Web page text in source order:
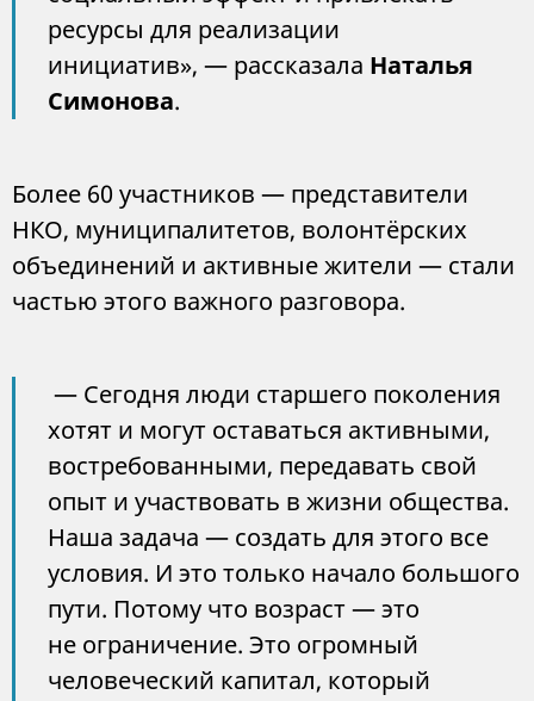
ресурсы для реализации
инициатив», — рассказала Наталья
Симонова.
Более 60 участников — представители
НКО, муниципалитетов, волонтёрских
объединений и активные жители — стали
частью этого важного разговора.
— Сегодня люди старшего поколения
хотят и могут оставаться активными,
востребованными, передавать свой
опыт и участвовать в жизни общества.
Наша задача — создать для этого все
условия. И это только начало большого
пути. Потому что возраст — это
не ограничение. Это огромный
человеческий капитал, который